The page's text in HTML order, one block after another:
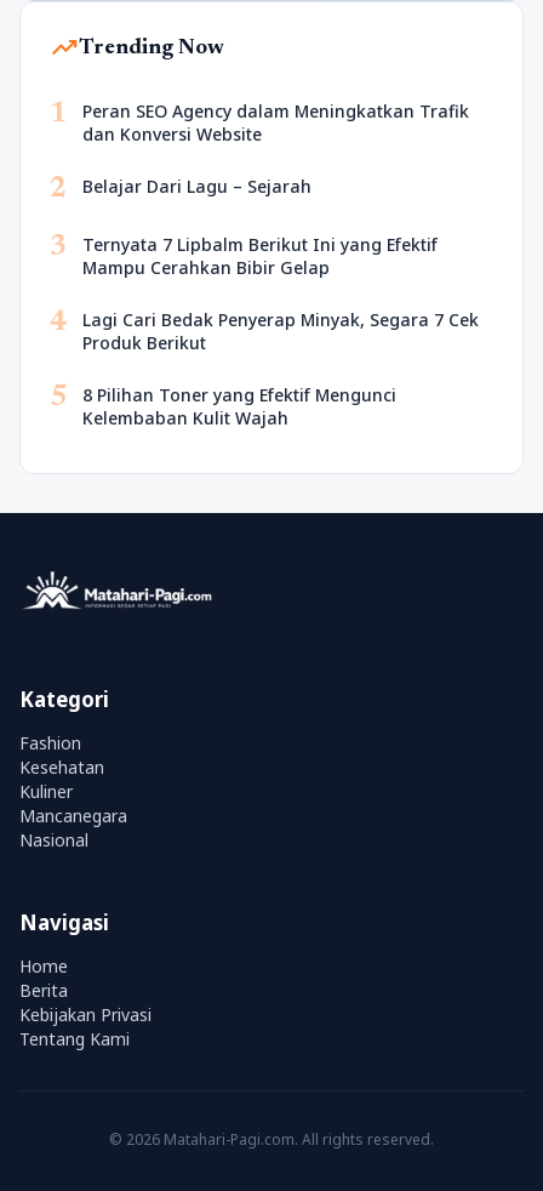
trending_upTrending Now
1
Peran SEO Agency dalam Meningkatkan Trafik
dan Konversi Website
2 Belajar Dari Lagu – Sejarah
3
Ternyata 7 Lipbalm Berikut Ini yang Efektif
Mampu Cerahkan Bibir Gelap
4
Lagi Cari Bedak Penyerap Minyak, Segara 7 Cek
Produk Berikut
5
8 Pilihan Toner yang Efektif Mengunci
Kelembaban Kulit Wajah
Kategori
Fashion
Kesehatan
Kuliner
Mancanegara
Nasional
Navigasi
Home
Berita
Kebijakan Privasi
Tentang Kami
© 2026 Matahari-Pagi.com. All rights reserved.